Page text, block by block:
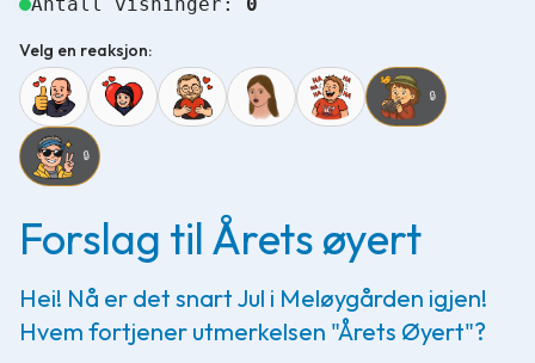
Velg en reaksjon:
🔒
🔒
Forslag til Årets øyert
Hei! Nå er det snart Jul i Meløygården igjen!
Hvem fortjener utmerkelsen "Årets Øyert"?